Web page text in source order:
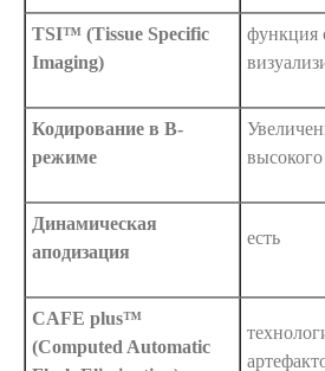
TSI™ (Tissue Specific
Imaging)
функция
Кодирование в В-
режиме
Динамическая
аподизация
есть
CAFE plus™
(Computed Automatic